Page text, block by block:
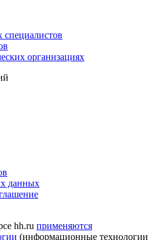
специалистов
организациях
данных
hh.ru применяются
(информационные технологии